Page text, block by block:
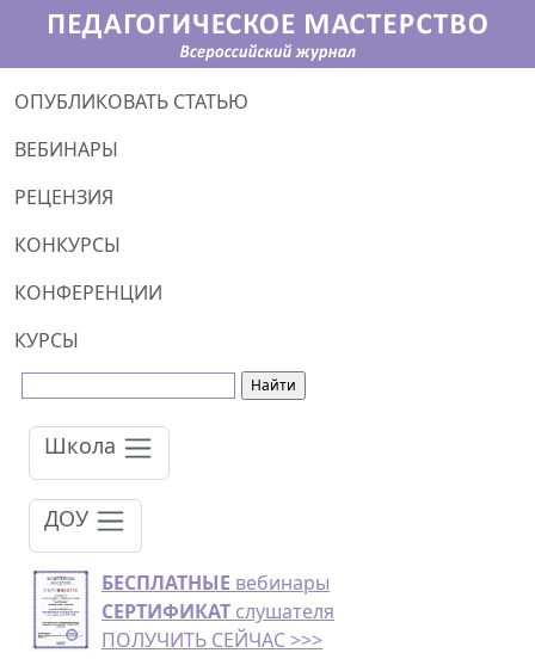
ОПУБЛИКОВАТЬ СТАТЬЮ
ВЕБИНАРЫ
РЕЦЕНЗИЯ
КОНКУРСЫ
КОНФЕРЕНЦИИ
КУРСЫ
Школа
ДОУ
БЕСПЛАТНЫЕ вебинары
СЕРТИФИКАТ слушателя
ПОЛУЧИТЬ СЕЙЧАС >>>